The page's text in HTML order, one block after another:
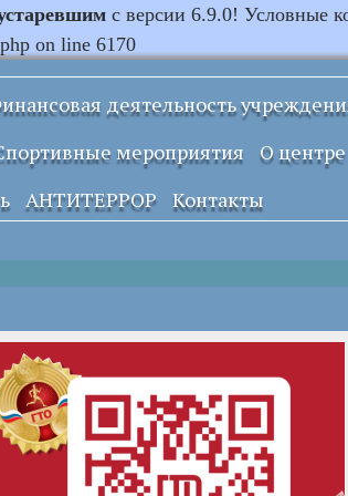
с версии 6.9.0! Условные
on line 6170
деятельность
о
и заказах
мероприятия
О центре
УСТАВ
АНТИТЕРРОР Контакты